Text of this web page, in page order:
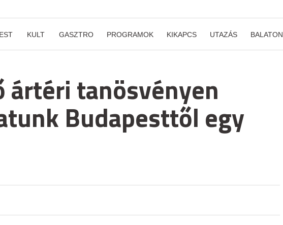
KULT GASZTRO PROGRAMOK KIKAPCS UTAZÁS BALATON
ártéri tanösvényen
Budapesttől egy